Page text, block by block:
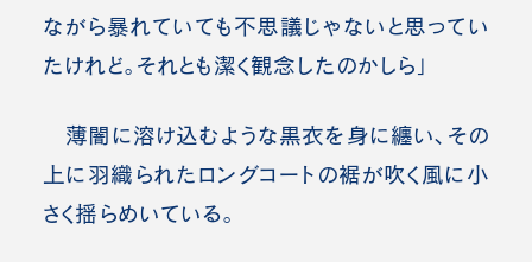
ながら暴れていても不思議じゃないと思ってい
たけれど。それとも潔く観念したのかしら」
薄闇に溶け込むような黒衣を身に纏い、その
上に羽織られたロングコートの裾が吹く風に小
さく揺らめいている。